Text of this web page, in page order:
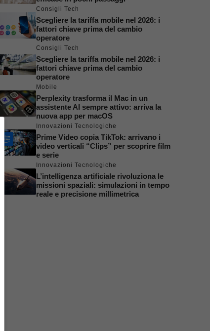
Consigli Tech
Scegliere la tariffa mobile nel 2026: i
fattori chiave prima del cambio
operatore
Consigli Tech
Scegliere la tariffa mobile nel 2026: i
fattori chiave prima del cambio
operatore
Mobile
Perplexity trasforma il Mac in un
assistente AI sempre attivo: arriva la
nuova app per macOS
Innovazioni Tecnologiche
Prime Video copia TikTok: arrivano i
video verticali “Clips” per scoprire film
e serie
Innovazioni Tecnologiche
L’intelligenza artificiale rivoluziona le
missioni spaziali: simulazioni in tempo
reale e precisione millimetrica